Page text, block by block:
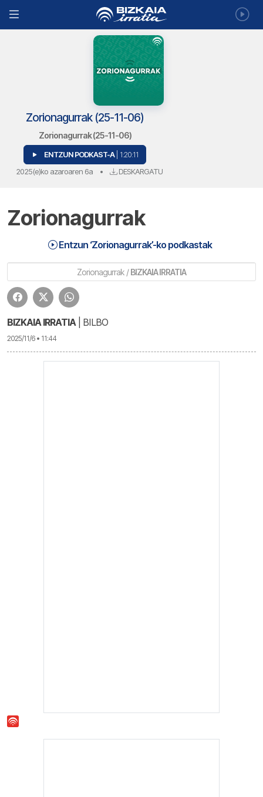
Zorionagurrak (25-11-06)
Zorionagurrak (25-11-06)
ENTZUN PODKAST-A | 1:20:11
2025(e)ko azaroaren 6a • DESKARGATU
Zorionagurrak
Entzun ‘Zorionagurrak’-ko podkastak
1:20:11 Zorionagurrak (25-11-06) | Zorionagurrak
Zorionagurrak /BIZKAIA IRRATIA
BIZKAIA IRRATIA| BILBO
2025/11/6 • 11:44